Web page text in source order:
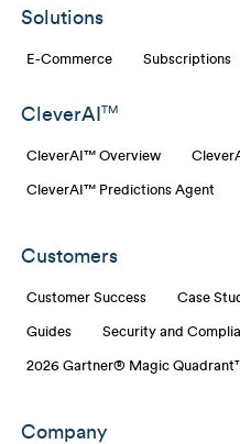
Solutions
E-Commerce Subscriptions
CleverAI TM
CleverAI™ Overview
CleverAI™ Predictions Agent
Customers
Customer Success Case
Guides Security and
2026 Gartner® Magic
Company